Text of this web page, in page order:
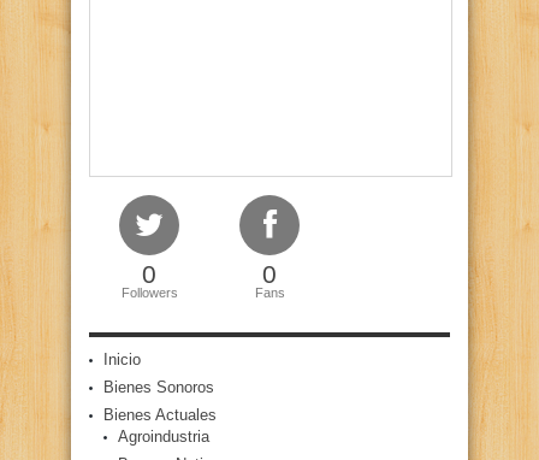
0
Followers
0
Fans
Inicio
Bienes Sonoros
Bienes Actuales
Agroindustria